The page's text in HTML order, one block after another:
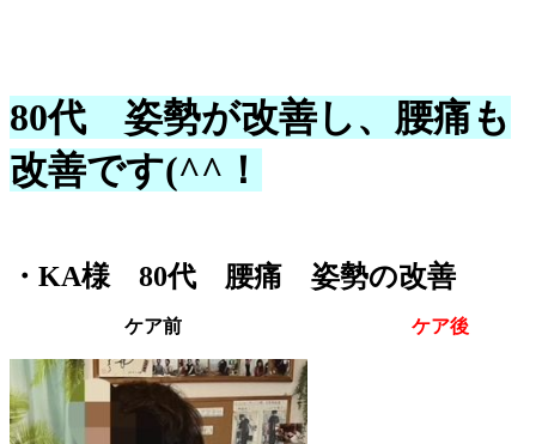
80代 姿勢が改善し、腰痛も
改善です(^^！
・KA様 80代 腰痛 姿勢の改善
ケア前 ケア後